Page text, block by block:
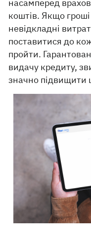
насамперед
коштів. Якщо
невідкладні
поставитися до
пройти.
видачу кредиту,
значно підвищити